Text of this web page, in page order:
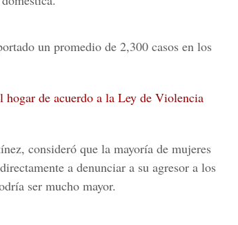
un promedio de 2,300 casos en los
hogar de acuerdo a la Ley de Violencia
consideró que la mayoría de mujeres
a denunciar a su agresor a los
ser mucho mayor.